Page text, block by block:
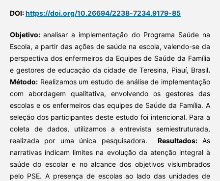
DOI:https://doi.org/10.26694/2238-7234.9179-85
Objetivo:analisar a implementação do Programa Saúde na
Escola, a partir das ações de saúde na escola, valendo-se da
perspectiva dos enfermeiros da Equipes de Saúde da Família
e gestores de educação da cidade de Teresina, Piauí, Brasil.
Método:Realizamos um estudo de análise de implementação
com abordagem qualitativa, envolvendo os gestores das
escolas e os enfermeiros das equipes de Saúde da Família. A
seleção dos participantes deste estudo foi intencional. Para a
coleta de dados, utilizamos a entrevista semiestruturada,
realizada por uma única pesquisadora. Resultados:As
narrativas indicam limites na evolução da atenção integral à
saúde do escolar e no alcance dos objetivos vislumbrados
pelo PSE. A presença de escolas ao lado das unidades de